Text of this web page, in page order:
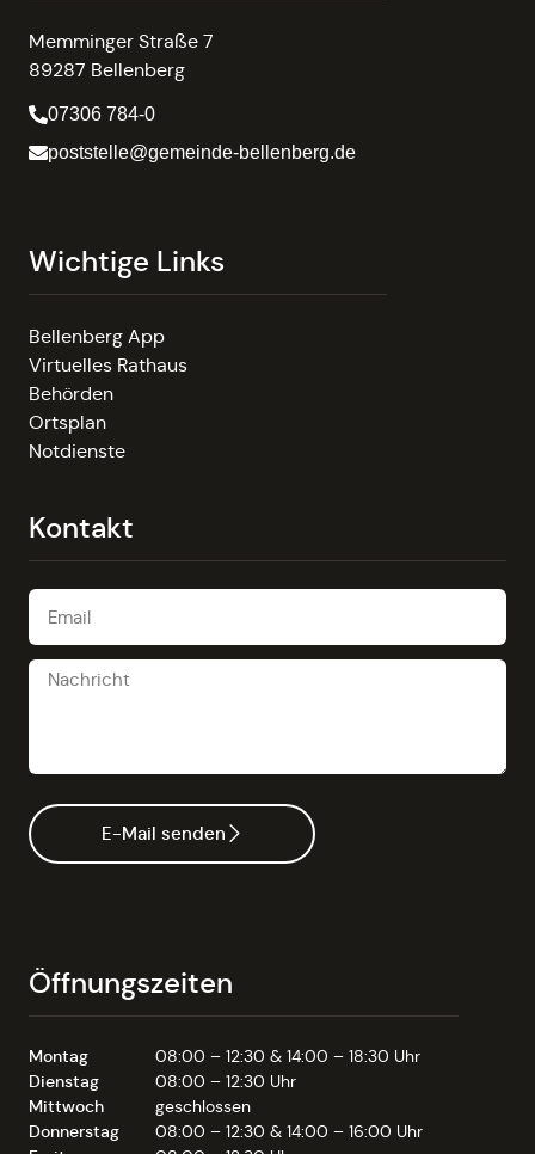
Memminger Straße 7
89287 Bellenberg
07306 784-0
poststelle@gemeinde-bellenberg.de
Wichtige Links
Bellenberg App
Virtuelles Rathaus
Behörden
Ortsplan
Notdienste
Kontakt
E-Mail senden
Öffnungszeiten
Montag
08:00 – 12:30 & 14:00 – 18:30 Uhr
Dienstag
08:00 – 12:30 Uhr
Mittwoch
geschlossen
Donnerstag
08:00 – 12:30 & 14:00 – 16:00 Uhr